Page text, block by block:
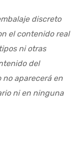
discreto
el contenido real
ni otras
del
aparecerá en
ni en ninguna